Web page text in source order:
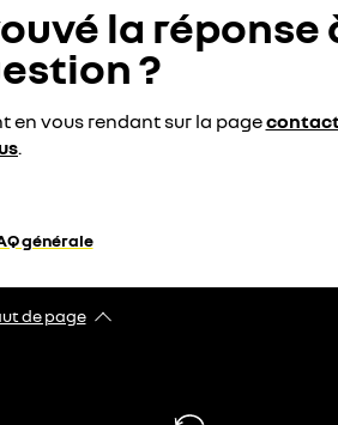
de chez vous.la réponse
?
en vous rendant sur la page
.
générale
de page​